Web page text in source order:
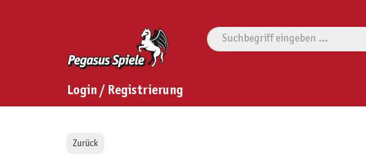
Login / Registrierung
Zurück